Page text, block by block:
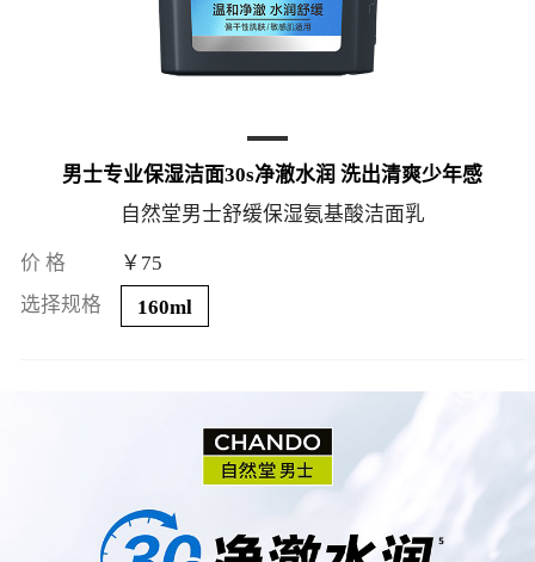
男士专业保湿洁面30s净澈水润 洗出清爽少年感
自然堂男士舒缓保湿氨基酸洁面乳
价 格
￥75
选择规格
160ml